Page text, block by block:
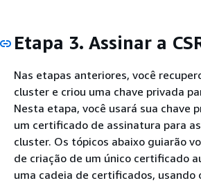
Etapa 3. Assinar a
Nas etapas anteriores, você
cluster e criou uma chave privada
Nesta etapa, você usará sua chave
um certificado de assinatura para
cluster. Os tópicos abaixo guiarão
de criação de um único certificado
uma cadeia de certificados, usando